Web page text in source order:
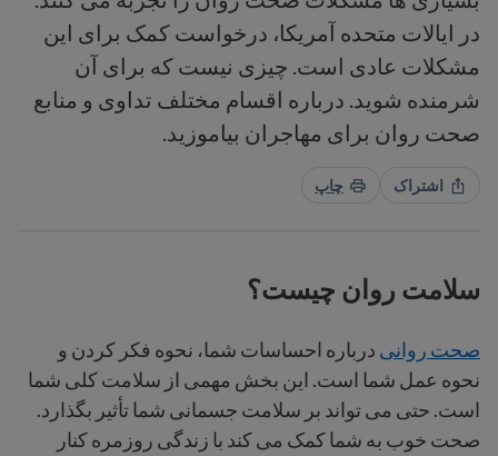
در ایالات متحده آمریکا، درخواست کمک برای این
مشکلات عادی است. چیزی نیست که برای آن
شرمنده شوید. درباره اقسام مختلف تداوی و منابع
صحت روان برای مهاجران بیاموزید.
اشتراک چاپ
سلامت روان چیست؟
صحت روانی درباره احساسات شما، نحوه فکر کردن و
نحوه عمل شما است. این بخش مهمی از سلامت کلی شما
است. حتی می تواند بر سلامت جسمانی شما تأثیر بگذارد.
صحت خوب به شما کمک می کند با زندگی روزمره کنار